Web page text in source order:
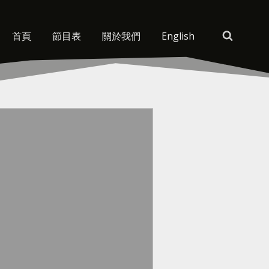
首頁 節目表 關於我們 English